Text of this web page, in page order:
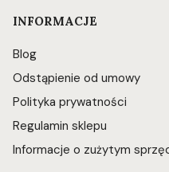
INFORMACJE
Blog
Odstąpienie od umowy
Polityka prywatności
Regulamin sklepu
Informacje o zużytym